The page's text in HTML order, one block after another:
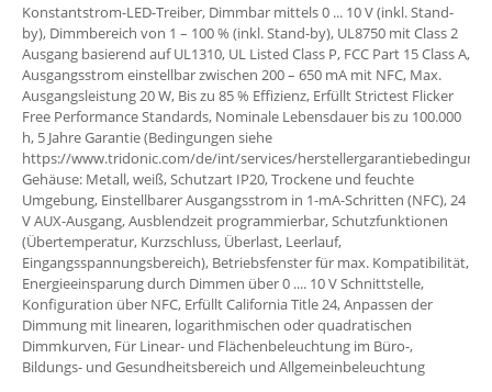
Konstantstrom-LED-Treiber, Dimmbar mittels 0 ... 10 V (inkl. Stand-
by), Dimmbereich von 1 – 100 % (inkl. Stand-by), UL8750 mit Class 2
Ausgang basierend auf UL1310, UL Listed Class P, FCC Part 15 Class A,
Ausgangsstrom einstellbar zwischen 200 – 650 mA mit NFC, Max.
Ausgangsleistung 20 W, Bis zu 85 % Effizienz, Erfüllt Strictest Flicker
Free Performance Standards, Nominale Lebensdauer bis zu 100.000
h, 5 Jahre Garantie (Bedingungen siehe
https://www.tridonic.com/de/int/services/
Gehäuse: Metall, weiß, Schutzart IP20, Trockene und feuchte
Umgebung, Einstellbarer Ausgangsstrom in 1-mA-Schritten (NFC), 24
V AUX-Ausgang, Ausblendzeit programmierbar, Schutzfunktionen
(Übertemperatur, Kurzschluss, Überlast, Leerlauf,
Eingangsspannungsbereich), Betriebsfenster für max. Kompatibilität,
Energieeinsparung durch Dimmen über 0 .... 10 V Schnittstelle,
Konfiguration über NFC, Erfüllt California Title 24, Anpassen der
Dimmung mit linearen, logarithmischen oder quadratischen
Dimmkurven, Für Linear- und Flächenbeleuchtung im Büro-,
Bildungs- und Gesundheitsbereich und Allgemeinbeleuchtung